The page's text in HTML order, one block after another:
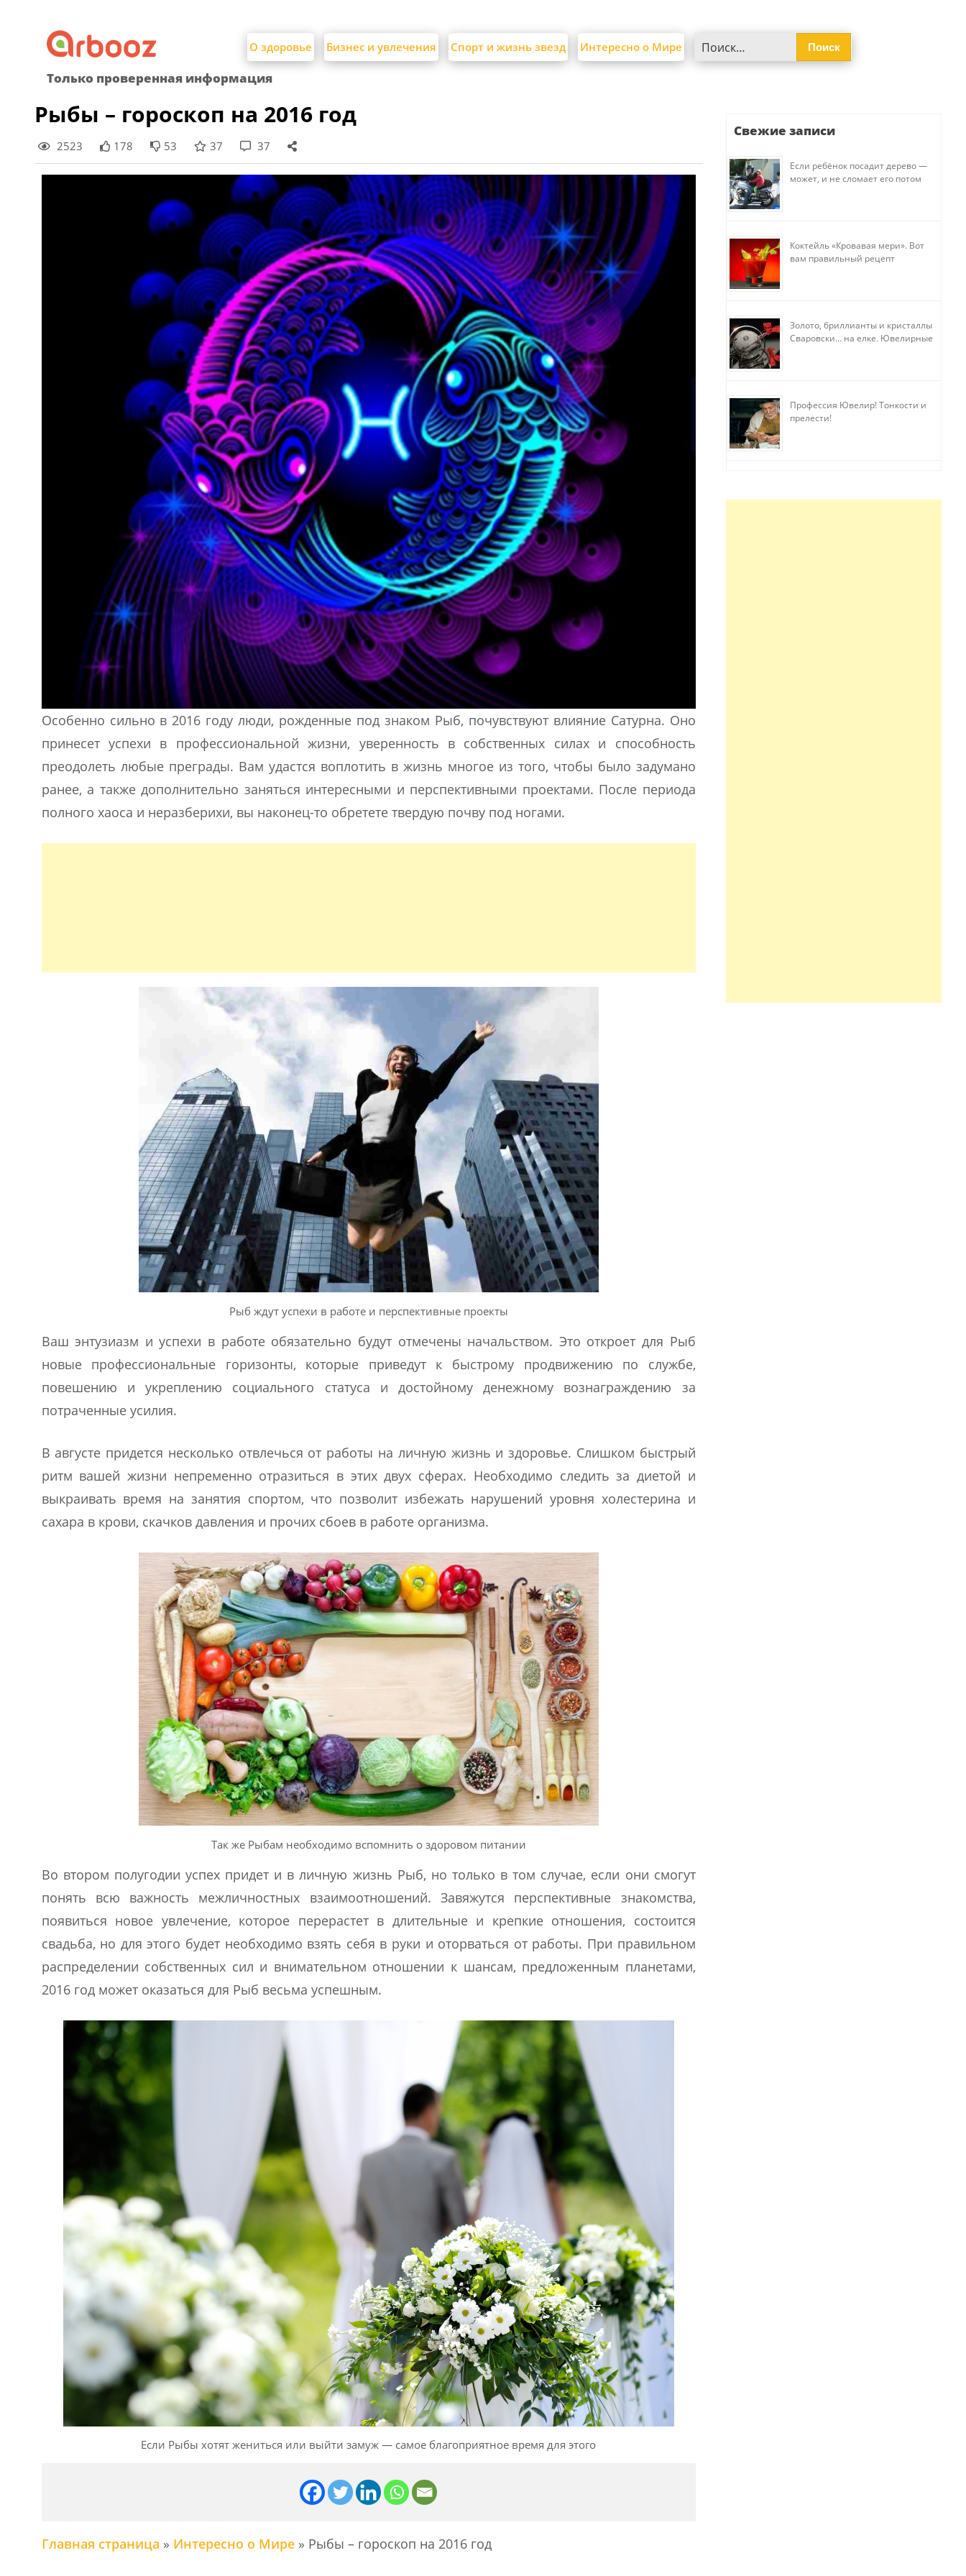
content
О здоровье Бизнес и увлечения Спорт и жизнь звезд Интересно о Мире
Только проверенная информация
Рыбы – гороскоп на 2016 год
2523 178 53 37 37
Особенно сильно в 2016 году люди, рожденные под знаком Рыб, почувствуют влияние Сатурна. Оно
принесет успехи в профессиональной жизни, уверенность в собственных силах и способность
преодолеть любые преграды. Вам удастся воплотить в жизнь многое из того, чтобы было задумано
ранее, а также дополнительно заняться интересными и перспективными проектами. После периода
полного хаоса и неразберихи, вы наконец-то обретете твердую почву под ногами.
Рыб ждут успехи в работе и перспективные проекты
Ваш энтузиазм и успехи в работе обязательно будут отмечены начальством. Это откроет для Рыб
новые профессиональные горизонты, которые приведут к быстрому продвижению по службе,
повешению и укреплению социального статуса и достойному денежному вознаграждению за
потраченные усилия.
В августе придется несколько отвлечься от работы на личную жизнь и здоровье. Слишком быстрый
ритм вашей жизни непременно отразиться в этих двух сферах. Необходимо следить за диетой и
выкраивать время на занятия спортом, что позволит избежать нарушений уровня холестерина и
сахара в крови, скачков давления и прочих сбоев в работе организма.
Так же Рыбам необходимо вспомнить о здоровом питании
Во втором полугодии успех придет и в личную жизнь Рыб, но только в том случае, если они смогут
понять всю важность межличностных взаимоотношений. Завяжутся перспективные знакомства,
появиться новое увлечение, которое перерастет в длительные и крепкие отношения, состоится
свадьба, но для этого будет необходимо взять себя в руки и оторваться от работы. При правильном
распределении собственных сил и внимательном отношении к шансам, предложенным планетами,
2016 год может оказаться для Рыб весьма успешным.
Если Рыбы хотят жениться или выйти замуж — самое благоприятное время для этого
Главная страница » Интересно о Мире» Рыбы – гороскоп на 2016 год
Свежие записи
Если ребёнок посадит дерево —
может, и не сломает его потом
Коктейль «Кровавая мери». Вот
вам правильный рецепт
Золото, бриллианты и кристаллы
Сваровски… на елке. Ювелирные
Профессия Ювелир! Тонкости и
прелести!